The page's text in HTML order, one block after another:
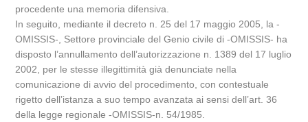
procedente una memoria difensiva.
In seguito, mediante il decreto n. 25 del 17 maggio 2005, la -
OMISSIS-, Settore provinciale del Genio civile di -OMISSIS- ha
disposto l’annullamento dell’autorizzazione n. 1389 del 17 luglio
2002, per le stesse illegittimità già denunciate nella
comunicazione di avvio del procedimento, con contestuale
rigetto dell’istanza a suo tempo avanzata ai sensi dell’art. 36
della legge regionale -OMISSIS-n. 54/1985.